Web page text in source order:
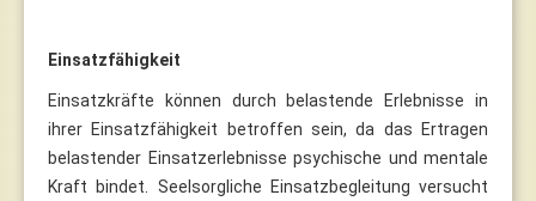
Einsatzfähigkeit
Einsatzkräfte können durch belastende Erlebnisse in
ihrer Einsatzfähigkeit betroffen sein, da das Ertragen
belastender Einsatzerlebnisse psychische und mentale
Kraft bindet. Seelsorgliche Einsatzbegleitung versucht